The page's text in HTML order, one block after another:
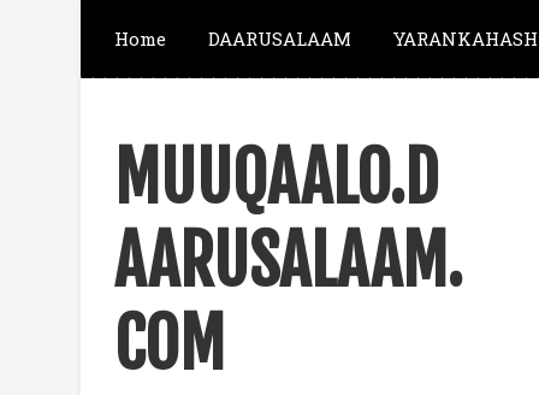
Home DAARUSALAAM
MUUQAALO.D
AARUSALAAM.
COM